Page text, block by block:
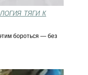
тяги к
бороться — без